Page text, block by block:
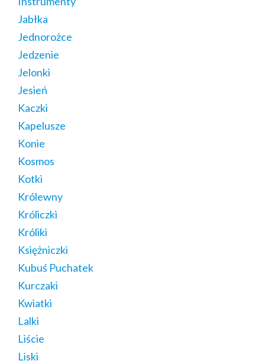
Jabłka
Jednorożce
Jedzenie
Jelonki
Jesień
Kaczki
Kapelusze
Konie
Kosmos
Kotki
Królewny
Króliczki
Króliki
Księżniczki
Kubuś Puchatek
Kurczaki
Kwiatki
Lalki
Liście
Liski